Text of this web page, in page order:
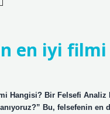
en iyi
Hangisi? Bir Felsefi
Bu, felsefenin en